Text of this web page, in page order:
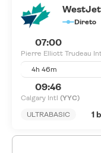
WestJet
Direto
07:00
Pierre Elliott Trudeau
4h 46m
09:46
Calgary Intl (YYC)
ULTRABASIC
1